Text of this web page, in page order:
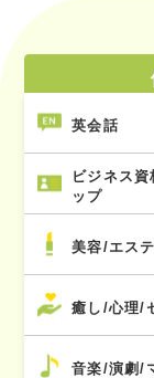
英会話
ビジネス
ップ
美容/エス
癒し/心理/
音楽/演劇/